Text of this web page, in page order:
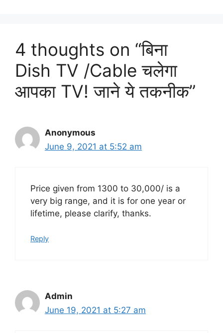
4 thoughts on “बिना
Dish TV /Cable चलेगा
आपका TV! जाने ये तकनीक”
Anonymous
June 9, 2021 at 5:52 am
Price given from 1300 to 30,000/ is a
very big range, and it is for one year or
lifetime, please clarify, thanks.
Reply
Admin
June 19, 2021 at 5:27 am